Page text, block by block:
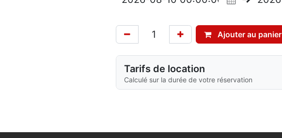
Ajouter au panier
Tarifs de location
Calculé sur la durée de votre réservation